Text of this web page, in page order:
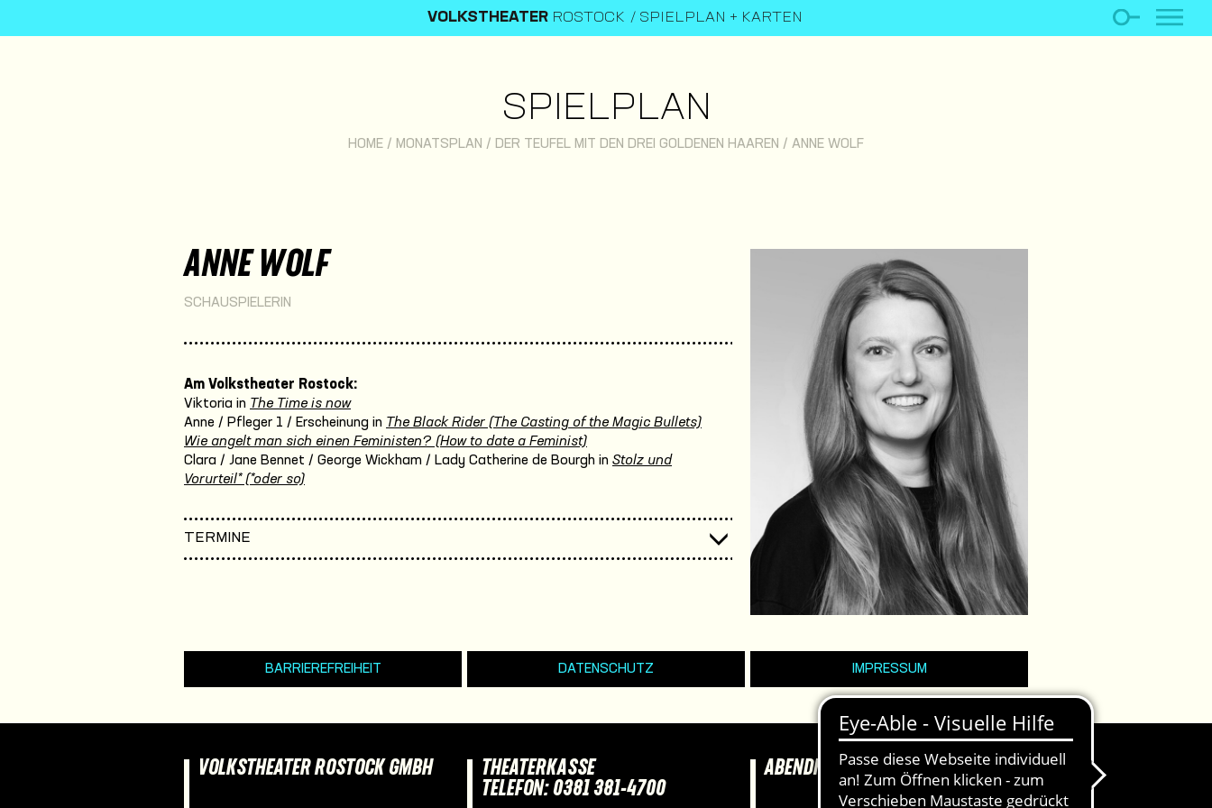
VOLKSTHEATER ROSTOCK SPIELPLAN + KARTEN
SPIELPLAN
HOME / MONATSPLAN / DER TEUFEL MIT DEN DREI GOLDENEN HAAREN / ANNE WOLF
ANNE WOLF
SCHAUSPIELERIN
Am Volkstheater Rostock:
Viktoria in The Time is now
Anne / Pfleger 1 / Erscheinung in The Black Rider (The Casting of the Magic Bullets)
Wie angelt man sich einen Feministen? (How to date a Feminist)
Clara / Jane Bennet / George Wickham / Lady Catherine de Bourgh in Stolz und
Vorurteil* (*oder so)
TERMINE
BARRIEREFREIHEIT DATENSCHUTZ IMPRESSUM
VOLKSTHEATER ROSTOCK GMBH
THEATERKASSE
TELEFON: 0381 381-4700
ABENDKASSEN